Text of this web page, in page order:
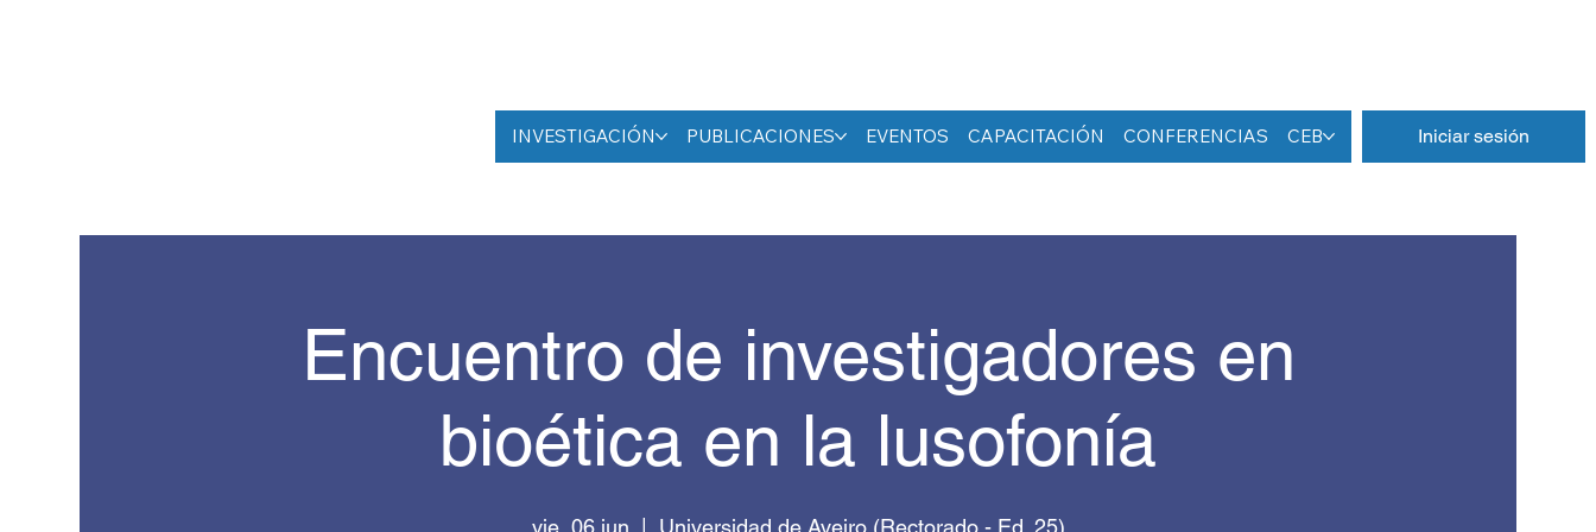
INVESTIGACIÓN PUBLICACIONES EVENTOS CAPACITACIÓN CONFERENCIAS CEB Iniciar sesión
Encuentro de investigadores en
bioética en la lusofonía
vie, 06 jun Universidad de Aveiro (Rectorado - Ed. 25)